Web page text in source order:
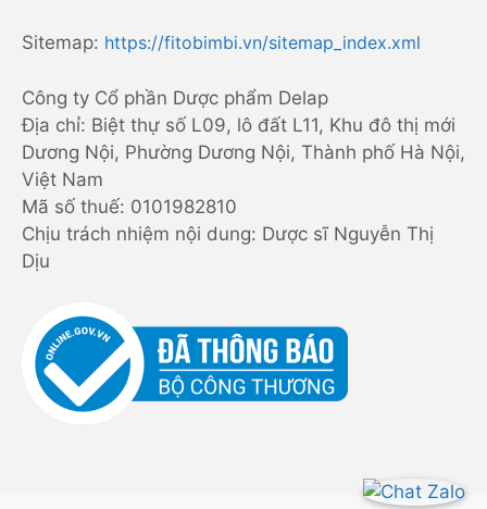
Sitemap: https://fitobimbi.vn/sitemap_index.xml
Công ty Cổ phần Dược phẩm Delap
Địa chỉ: Biệt thự số L09, lô đất L11, Khu đô thị mới
Dương Nội, Phường Dương Nội, Thành phố Hà Nội,
Việt Nam
Mã số thuế: 0101982810
Chịu trách nhiệm nội dung: Dược sĩ Nguyễn Thị
Dịu